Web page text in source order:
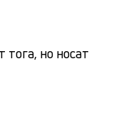
но носат